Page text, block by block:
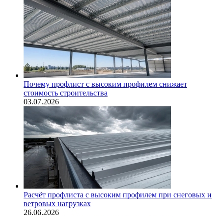
Почему профлист с высоким профилем снижает
стоимость строительства
03.07.2026
Расчёт профлиста с высоким профилем при снеговых и
ветровых нагрузках
26.06.2026